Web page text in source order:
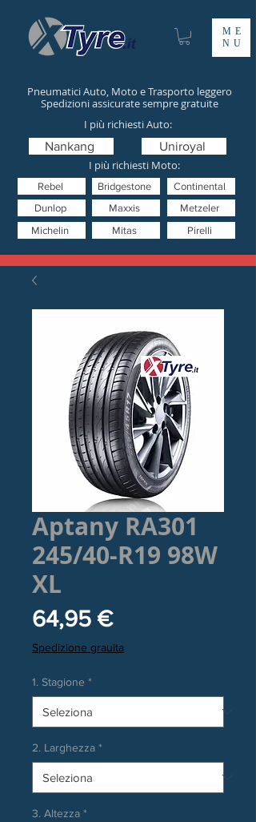
ME
NU
Pneumatici Auto, Moto e Trasporto leggero
Spedizioni assicurate sempre gratuite
I più richiesti Moto:
Mitas
Nankang
Pirelli
Uniroyal
Metzeler
Dunlop
Bridgestone Continental
Michelin
Rebel
I più richiesti Auto:
Maxxis
Aptany RA301
245/40-R19 98W
XL
64,95 €Prezzo
Spedizione grauita
1. Stagione *
2. Larghezza *
3. Altezza *